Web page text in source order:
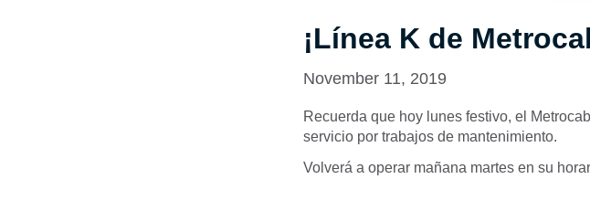
¡Línea K de
November 11, 2019
Recuerda que hoy lunes festivo, el
servicio por trabajos de mantenimiento.
Volverá a operar mañana martes en su